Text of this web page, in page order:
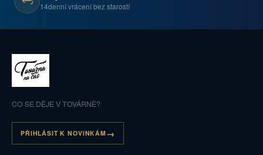
14denní vrácení bez starostí
CO SE DĚJE V TOVÁRNĚ?
PŘIHLÁSIT K NOVINKÁM